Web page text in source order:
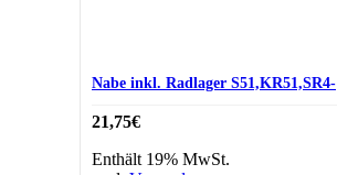
Nabe inkl. Radlager S51,KR51,SR4-
21,75€
Enthält 19% MwSt.